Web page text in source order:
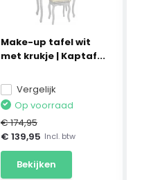
Make-up tafel wit
met krukje | Kaptaf...
Vergelijk
Op voorraad
€ 174,95
€ 139,95 Incl. btw
Bekijken